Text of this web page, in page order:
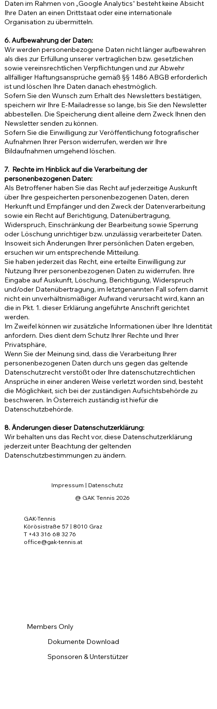
Daten im Rahmen von „Google Analytics“ besteht keine Absicht
Ihre Daten an einen Drittstaat oder eine internationale
Organisation zu übermitteln.
6. Aufbewahrung der Daten:
Wir werden personenbezogene Daten nicht länger aufbewahren
als dies zur Erfüllung unserer vertraglichen bzw. gesetzlichen
sowie vereinsrechtlichen Verpflichtungen und zur Abwehr
allfälliger Haftungsansprüche gemäß §§ 1486 ABGB erforderlich
ist und löschen Ihre Daten danach ehestmöglich.
Sofern Sie den Wunsch zum Erhalt des Newsletters bestätigen,
speichern wir Ihre E-Mailadresse so lange, bis Sie den Newsletter
abbestellen. Die Speicherung dient alleine dem Zweck Ihnen den
Newsletter senden zu können.
Sofern Sie die Einwilligung zur Veröffentlichung fotografischer
Aufnahmen Ihrer Person widerrufen, werden wir Ihre
Bildaufnahmen umgehend löschen.
7. Rechte im Hinblick auf die Verarbeitung der
personenbezogenen Daten:
Als Betroffener haben Sie das Recht auf jederzeitige Auskunft
über Ihre gespeicherten personenbezogenen Daten, deren
Herkunft und Empfänger und den Zweck der Datenverarbeitung
sowie ein Recht auf Berichtigung, Datenübertragung,
Widerspruch, Einschränkung der Bearbeitung sowie Sperrung
oder Löschung unrichtiger bzw. unzulässig verarbeiteter Daten.
Insoweit sich Änderungen Ihrer persönlichen Daten ergeben,
ersuchen wir um entsprechende Mitteilung.
Sie haben jederzeit das Recht, eine erteilte Einwilligung zur
Nutzung Ihrer personenbezogenen Daten zu widerrufen. Ihre
Eingabe auf Auskunft, Löschung, Berichtigung, Widerspruch
und/oder Datenübertragung, im letztgenannten Fall sofern damit
nicht ein unverhältnismäßiger Aufwand verursacht wird, kann an
die in Pkt. 1. dieser Erklärung angeführte Anschrift gerichtet
werden.
Im Zweifel können wir zusätzliche Informationen über Ihre Identität
anfordern. Dies dient dem Schutz Ihrer Rechte und Ihrer
Privatsphäre,
Wenn Sie der Meinung sind, dass die Verarbeitung Ihrer
personenbezogenen Daten durch uns gegen das geltende
Datenschutzrecht verstößt oder Ihre datenschutzrechtlichen
Ansprüche in einer anderen Weise verletzt worden sind, besteht
die Möglichkeit, sich bei der zuständigen Aufsichtsbehörde zu
beschweren. In Österreich zuständig ist hiefür die
Datenschutzbehörde.
8. Änderungen dieser Datenschutzerklärung:
Wir behalten uns das Recht vor, diese Datenschutzerklärung
jederzeit unter Beachtung der geltenden
Datenschutzbestimmungen zu ändern.
Members Only
Dokumente Download
Sponsoren & Unterstützer
GAK-Tennis
Körösistraße 57 | 8010 Graz
T +43 316 68 32 76
office@gak-tennis.at
Impressum | Datenschutz
@ GAK Tennis 2026